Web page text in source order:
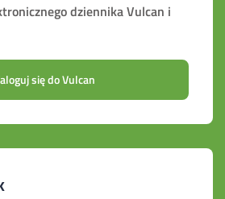
dziennika Vulcan i
się do Vulcan